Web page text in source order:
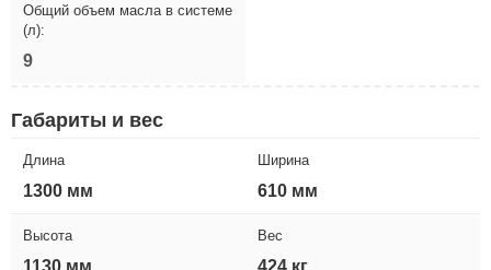
Общий объем масла в системе
(л):
9
Габариты и вес
Длина
1300 мм
Ширина
610 мм
Высота
1130 мм
Вес
424 кг